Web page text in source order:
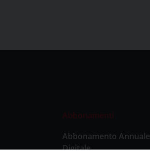
Abbonamenti
Abbonamento Annuale
Digitale